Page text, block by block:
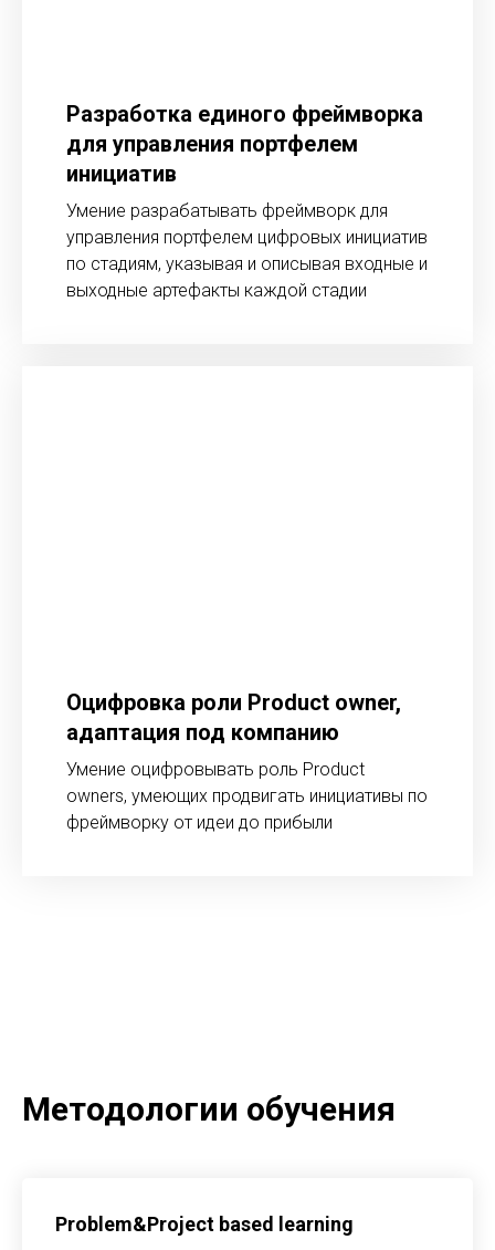
Разработка единого фреймворка
для управления портфелем
инициатив
Умение разрабатывать фреймворк для
управления портфелем цифровых инициатив
по стадиям, указывая и описывая входные и
выходные артефакты каждой стадии
Оцифровка роли Product owner,
адаптация под компанию
Умение оцифровывать роль Product
owners, умеющих продвигать инициативы по
фреймворку от идеи до прибыли
Методологии обучения
Problem&Project based learning